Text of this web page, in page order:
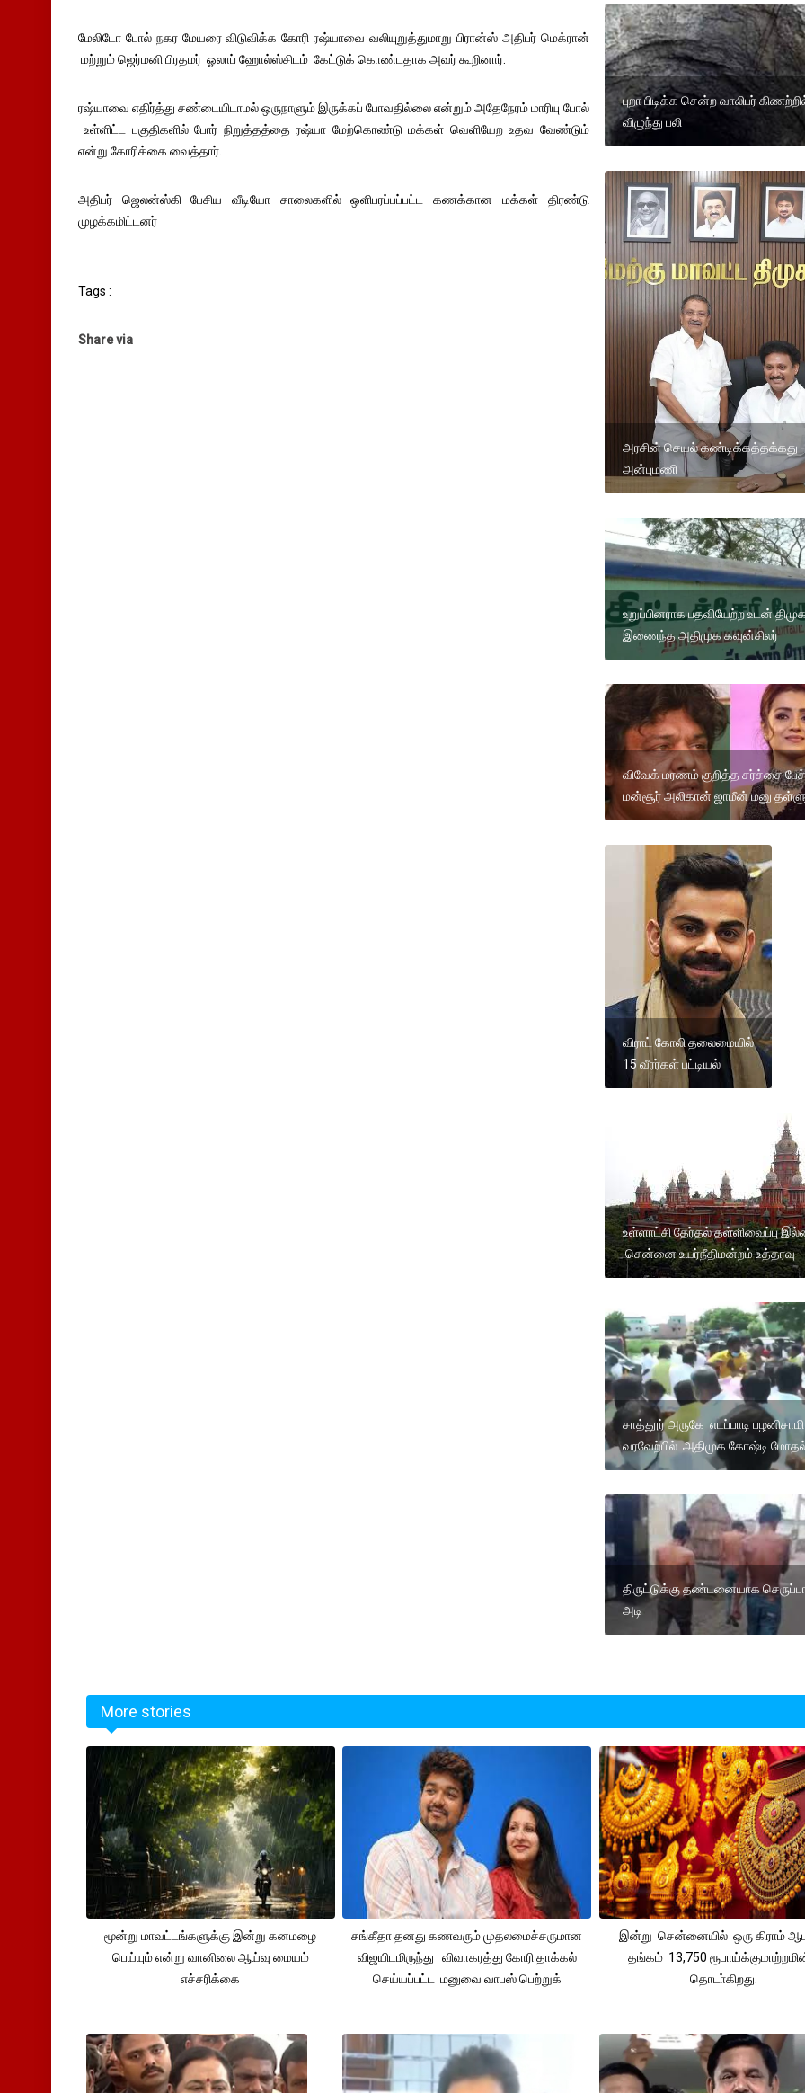
மேலிடோ போல் நகர மேயரை விடுவிக்க கோரி ரஷ்யாவை வலியுறுத்துமாறு பிரான்ஸ் அதிபர் மெக்ரான்
மற்றும் ஜெர்மனி பிரதமர் ஓலாப் ஹோல்ஸ்சிடம் கேட்டுக் கொண்டதாக அவர் கூறினார்.
ரஷ்யாவை எதிர்த்து சண்டையிடாமல் ஒருநாளும் இருக்கப் போவதில்லை என்றும் அதேநேரம் மாரியு போல்
உள்ளிட்ட பகுதிகளில் போர் நிறுத்தத்தை ரஷ்யா மேற்கொண்டு மக்கள் வெளியேற உதவ வேண்டும்
என்று கோரிக்கை வைத்தார்.
அதிபர் ஜெலன்ஸ்கி பேசிய வீடியோ சாலைகளில் ஒளிபரப்பப்பட்ட கணக்கான மக்கள் திரண்டு
முழக்கமிட்டனர்
Tags :
Share via
புறா பிடிக்க சென்ற வாலிபர்
விழுந்து பலி
அரசின் செயல் கண்டிக்கத்தக்கது -
அன்புமணி
உறுப்பினராக பதவியேற்ற உடன்
இணைந்த அதிமுக கவுன்சிலர்
விவேக் மரணம் குறித்த சர்ச்சை
மன்சூர் அலிகான் ஜாமீன் மனு
விராட் கோலி தலைமையில்
15 வீரர்கள் பட்டியல்
உள்ளாட்சி தேர்தல் தள்ளிவைப்பு
சென்னை உயர்நீதிமன்றம் உத்தரவு
சாத்தூர் அருகே எடப்பாடி பழனிசாமி
வரவேற்பில் அதிமுக கோஷ்டி
திருட்டுக்கு தண்டனையாக
அடி
More stories
மூன்று மாவட்டங்களுக்கு இன்று கனமழை
பெய்யும் என்று வானிலை ஆய்வு மையம்
எச்சரிக்கை
சங்கீதா தனது கணவரும் முதலமைச்சருமான
விஜயிடமிருந்து விவாகரத்து கோரி தாக்கல்
செய்யப்பட்ட மனுவை வாபஸ் பெற்றுக்
இன்று சென்னையில் ஒரு கிராம்
தங்கம் 13,750
தொடா்கிறது.